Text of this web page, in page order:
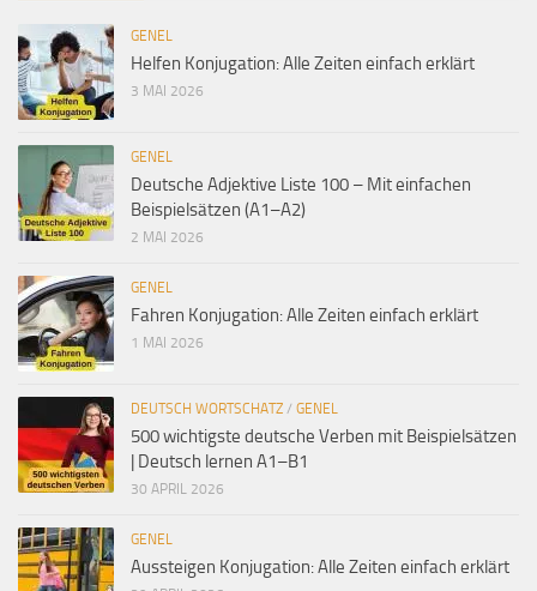
GENEL
Helfen Konjugation: Alle Zeiten einfach erklärt
3 MAI 2026
GENEL
Deutsche Adjektive Liste 100 – Mit einfachen
Beispielsätzen (A1–A2)
2 MAI 2026
GENEL
Fahren Konjugation: Alle Zeiten einfach erklärt
1 MAI 2026
DEUTSCH WORTSCHATZ / GENEL
500 wichtigste deutsche Verben mit Beispielsätzen
| Deutsch lernen A1–B1
30 APRIL 2026
GENEL
Aussteigen Konjugation: Alle Zeiten einfach erklärt